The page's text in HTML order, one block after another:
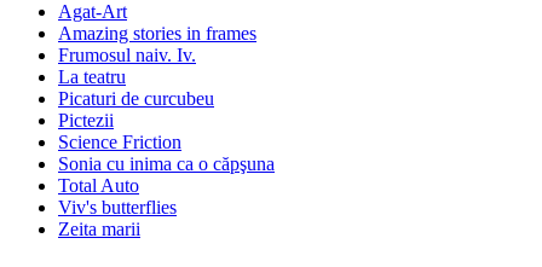
Agat-Art
Amazing stories in frames
Frumosul naiv. Iv.
La teatru
Picaturi de curcubeu
Pictezii
Science Friction
Sonia cu inima ca o căpşuna
Total Auto
Viv's butterflies
Zeita marii